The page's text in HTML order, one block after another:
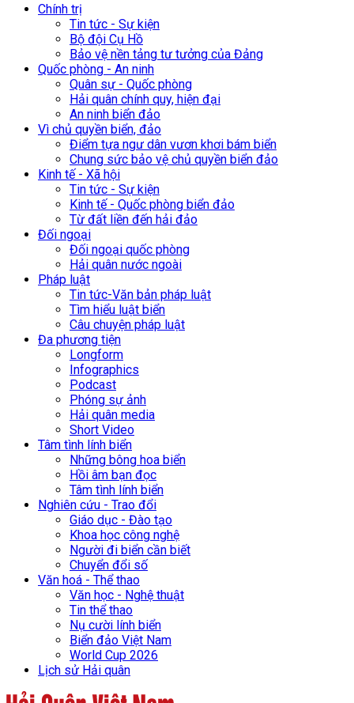
Chính trị
Tin tức - Sự kiện
Bộ đội Cụ Hồ
Bảo vệ nền tảng tư tưởng của Đảng
Quốc phòng - An ninh
Quân sự - Quốc phòng
Hải quân chính quy, hiện đại
An ninh biển đảo
Vì chủ quyền biển, đảo
Điểm tựa ngư dân vươn khơi bám biển
Chung sức bảo vệ chủ quyền biển đảo
Kinh tế - Xã hội
Tin tức - Sự kiện
Kinh tế - Quốc phòng biển đảo
Từ đất liền đến hải đảo
Đối ngoại
Đối ngoại quốc phòng
Hải quân nước ngoài
Pháp luật
Tin tức-Văn bản pháp luật
Tìm hiểu luật biển
Câu chuyện pháp luật
Đa phương tiện
Longform
Infographics
Podcast
Phóng sự ảnh
Hải quân media
Short Video
Tâm tình lính biển
Những bông hoa biển
Hồi âm bạn đọc
Tâm tình lính biển
Nghiên cứu - Trao đổi
Giáo dục - Đào tạo
Khoa học công nghệ
Người đi biển cần biết
Chuyển đổi số
Văn hoá - Thể thao
Văn học - Nghệ thuật
Tin thể thao
Nụ cười lính biển
Biển đảo Việt Nam
World Cup 2026
Lịch sử Hải quân